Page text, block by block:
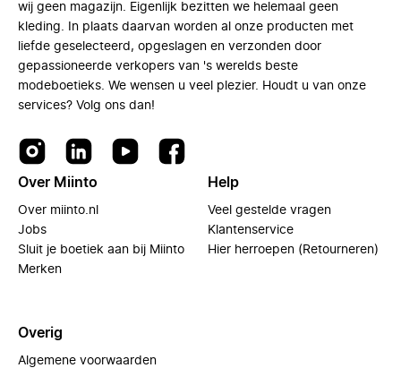
wij geen magazijn. Eigenlijk bezitten we helemaal geen
kleding. In plaats daarvan worden al onze producten met
liefde geselecteerd, opgeslagen en verzonden door
gepassioneerde verkopers van 's werelds beste
modeboetieks. We wensen u veel plezier. Houdt u van onze
services? Volg ons dan!
Over Miinto
Over miinto.nl
Jobs
Sluit je boetiek aan bij Miinto
Merken
Help
Veel gestelde vragen
Klantenservice
Hier herroepen (Retourneren)
Overig
Algemene voorwaarden